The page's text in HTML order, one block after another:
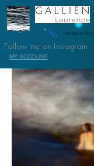
+33 (0)6 23 95
Follow me on Instagram
MY ACCOUNT